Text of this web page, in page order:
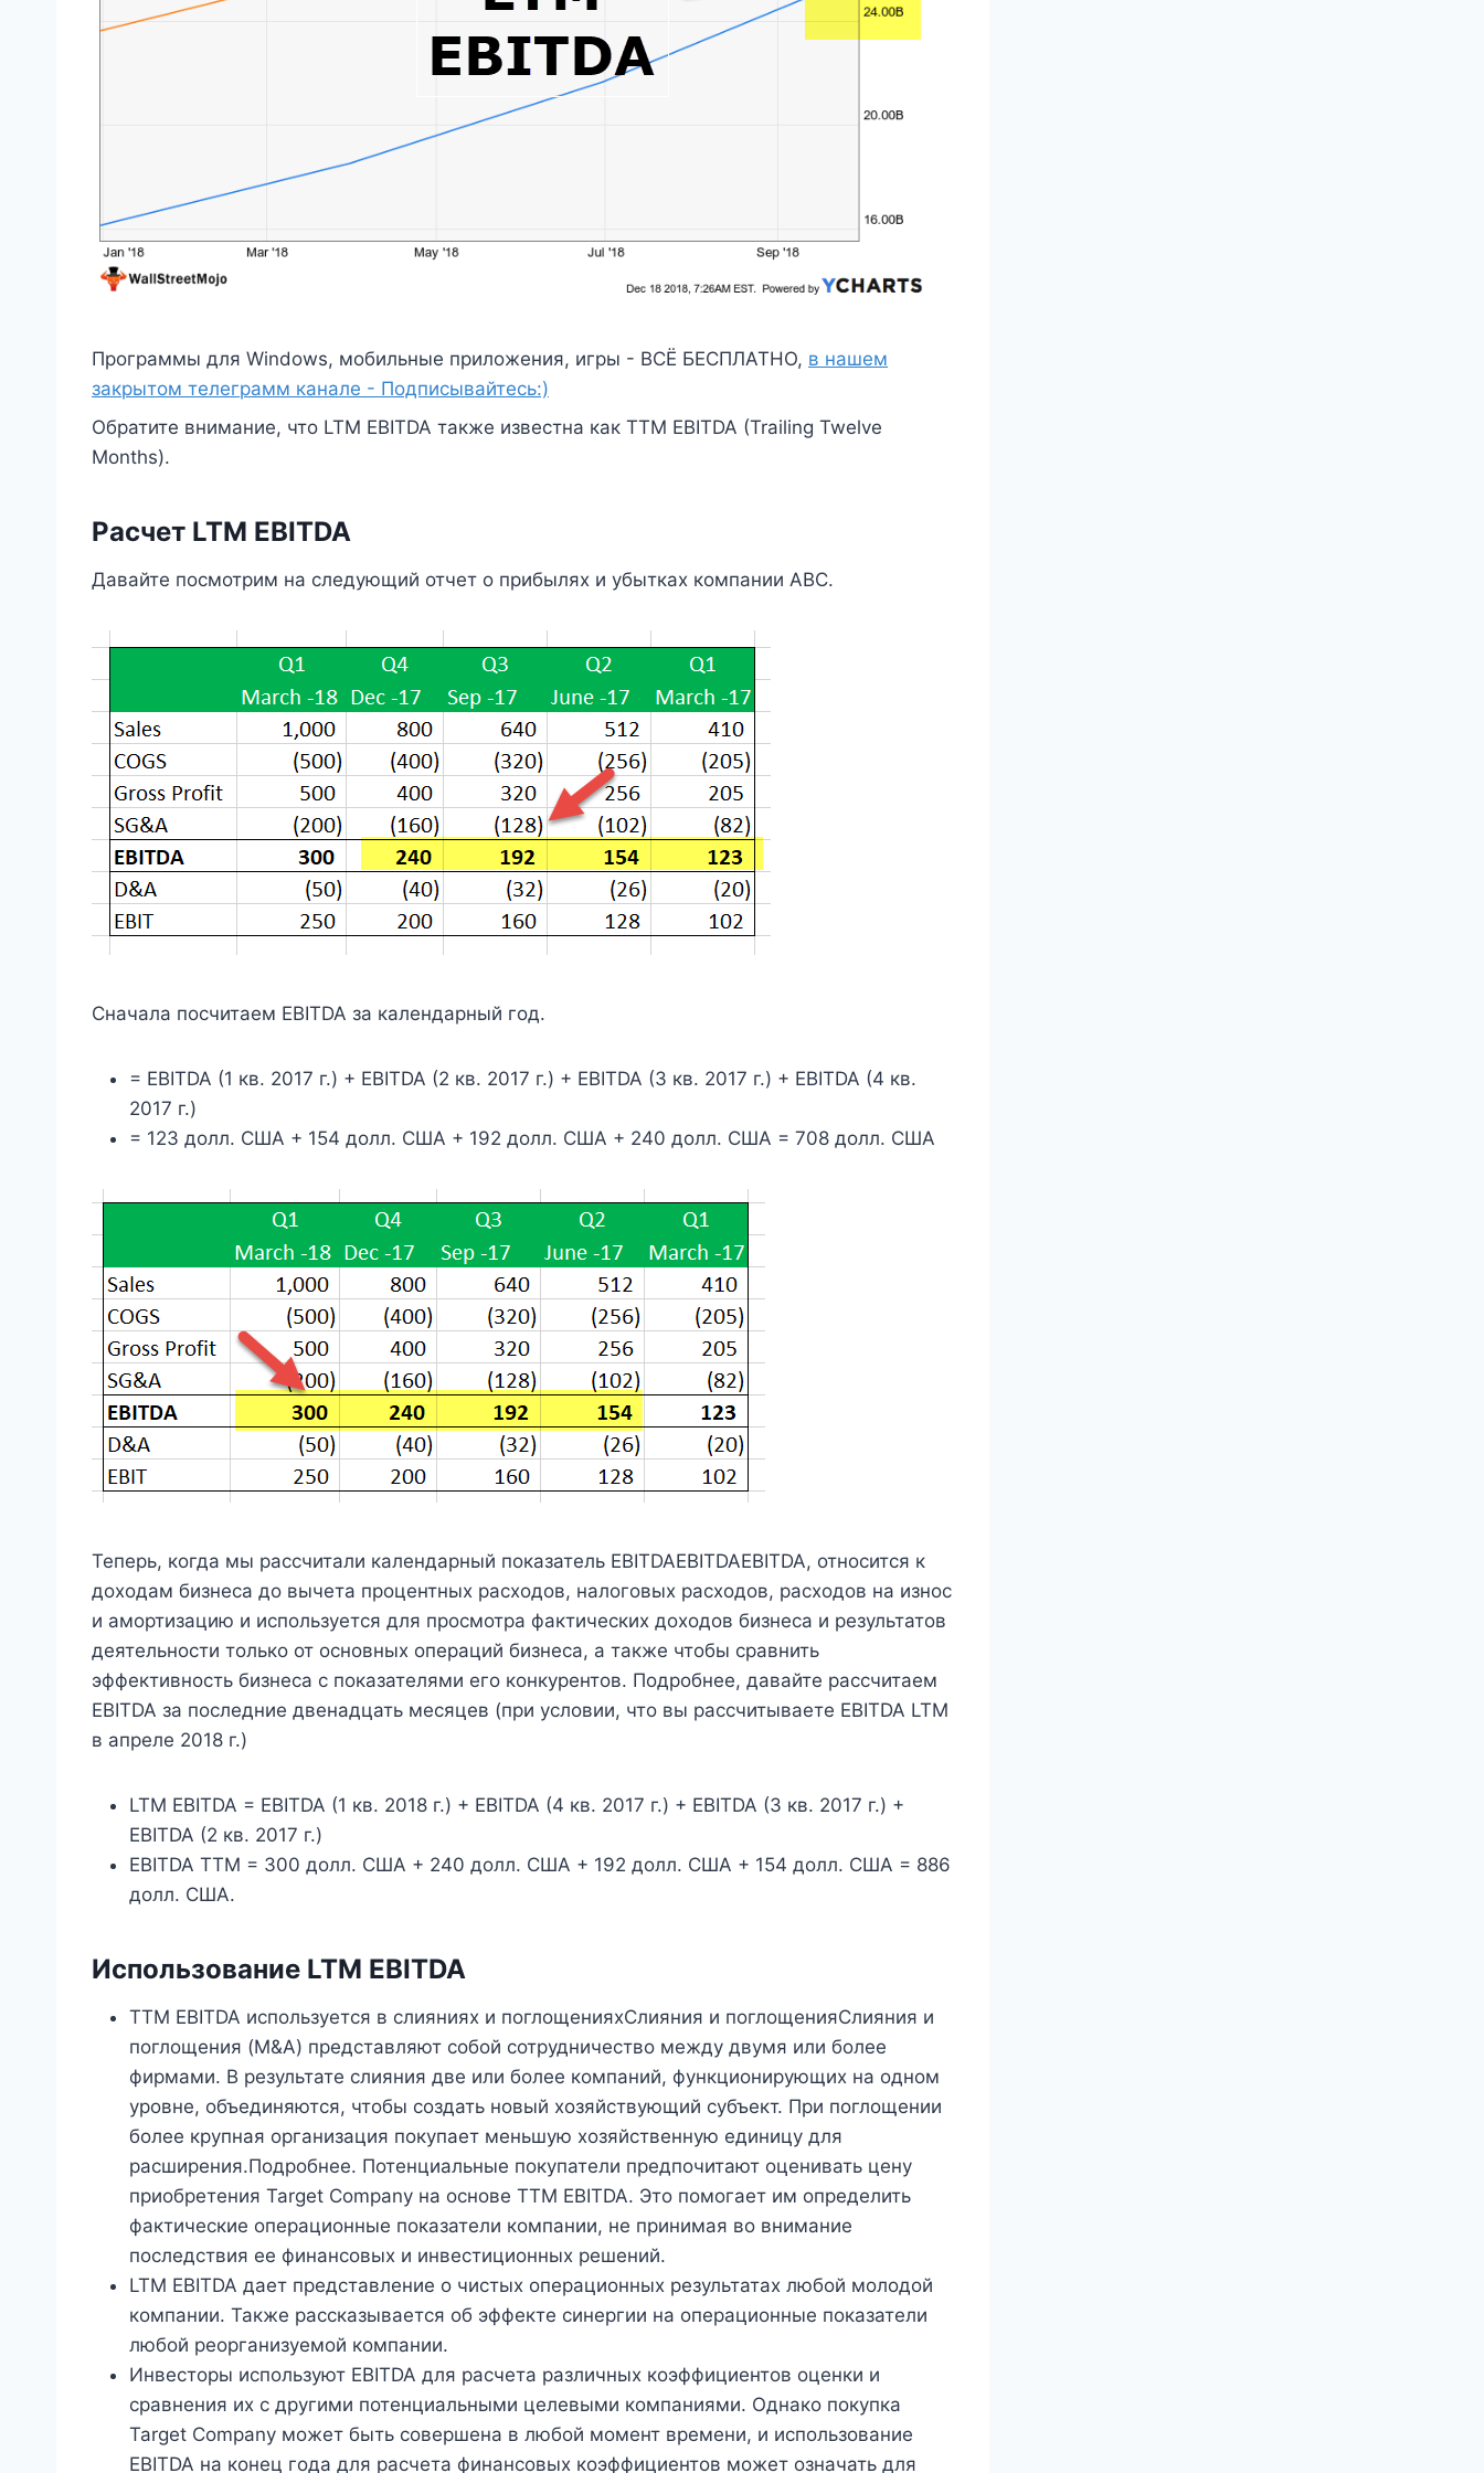
Программы для Windows, мобильные приложения, игры - ВСЁ БЕСПЛАТНО, в нашем
закрытом телеграмм канале - Подписывайтесь:)
Обратите внимание, что LTM EBITDA также известна как TTM EBITDA (Trailing Twelve
Months).
Расчет LTM EBITDA
Давайте посмотрим на следующий отчет о прибылях и убытках компании ABC.
Сначала посчитаем EBITDA за календарный год.
= EBITDA (1 кв. 2017 г.) + EBITDA (2 кв. 2017 г.) + EBITDA (3 кв. 2017 г.) + EBITDA (4 кв.
2017 г.)
= 123 долл. США + 154 долл. США + 192 долл. США + 240 долл. США = 708 долл. США
Теперь, когда мы рассчитали календарный показатель EBITDAEBITDAEBITDA, относится к
доходам бизнеса до вычета процентных расходов, налоговых расходов, расходов на износ
и амортизацию и используется для просмотра фактических доходов бизнеса и результатов
деятельности только от основных операций бизнеса, а также чтобы сравнить
эффективность бизнеса с показателями его конкурентов. Подробнее, давайте рассчитаем
EBITDA за последние двенадцать месяцев (при условии, что вы рассчитываете EBITDA LTM
​​в апреле 2018 г.)
LTM EBITDA = EBITDA (1 кв. 2018 г.) + EBITDA (4 кв. 2017 г.) + EBITDA (3 кв. 2017 г.) +
EBITDA (2 кв. 2017 г.)
EBITDA TTM = 300 долл. США + 240 долл. США + 192 долл. США + 154 долл. США = 886
долл. США.
Использование LTM EBITDA
TTM EBITDA используется в слияниях и поглощенияхСлияния и поглощенияСлияния и
поглощения (M&A) представляют собой сотрудничество между двумя или более
фирмами. В результате слияния две или более компаний, функционирующих на одном
уровне, объединяются, чтобы создать новый хозяйствующий субъект. При поглощении
более крупная организация покупает меньшую хозяйственную единицу для
расширения.Подробнее. Потенциальные покупатели предпочитают оценивать цену
приобретения Target Company на основе TTM EBITDA. Это помогает им определить
фактические операционные показатели компании, не принимая во внимание
последствия ее финансовых и инвестиционных решений.
LTM EBITDA дает представление о чистых операционных результатах любой молодой
компании. Также рассказывается об эффекте синергии на операционные показатели
любой реорганизуемой компании.
Инвесторы используют EBITDA для расчета различных коэффициентов оценки и
сравнения их с другими потенциальными целевыми компаниями. Однако покупка
Target Company может быть совершена в любой момент времени, и использование
EBITDA на конец года для расчета финансовых коэффициентов может означать для